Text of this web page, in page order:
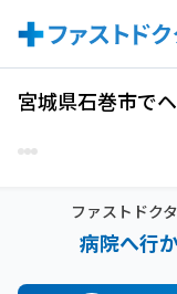
宮城県石巻市で
ファストドク
病院へ行